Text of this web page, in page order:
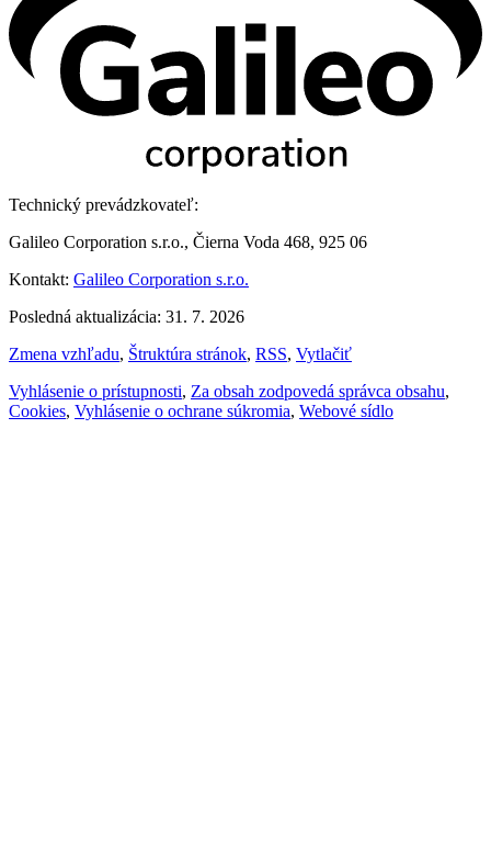
Technický prevádzkovateľ:
Galileo Corporation s.r.o., Čierna Voda 468, 925 06
Kontakt: Galileo Corporation s.r.o.
Posledná aktualizácia: 31. 7. 2026
Zmena vzhľadu, Štruktúra stránok, RSS, Vytlačiť
Vyhlásenie o prístupnosti, Za obsah zodpovedá správca obsahu,
Cookies, Vyhlásenie o ochrane súkromia, Webové sídlo